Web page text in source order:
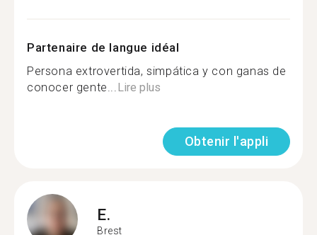
Partenaire de langue idéal
Persona extrovertida, simpática y con ganas de
conocer gente...Lire plus
Obtenir l'appli
E.
Brest